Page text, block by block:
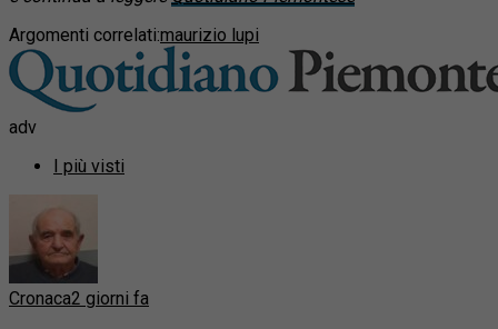
Argomenti correlati:maurizio lupi
adv
I più visti
Cronaca2 giorni fa